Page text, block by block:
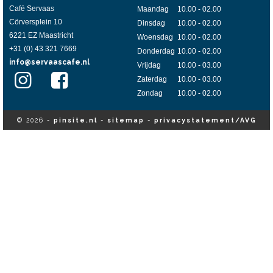
Café Servaas
Cörversplein 10
6221 EZ Maastricht
+31 (0) 43 321 7669
info@servaascafe.nl
Maandag
10.00 - 02.00
Dinsdag
10.00 - 02.00
Woensdag
10.00 - 02.00
Donderdag 10.00 - 02.00
Vrijdag
10.00 - 03.00
Zaterdag
10.00 - 03.00
Zondag
10.00 - 02.00
© 2026 - pinsite.nl - sitemap - privacystatement/AVG